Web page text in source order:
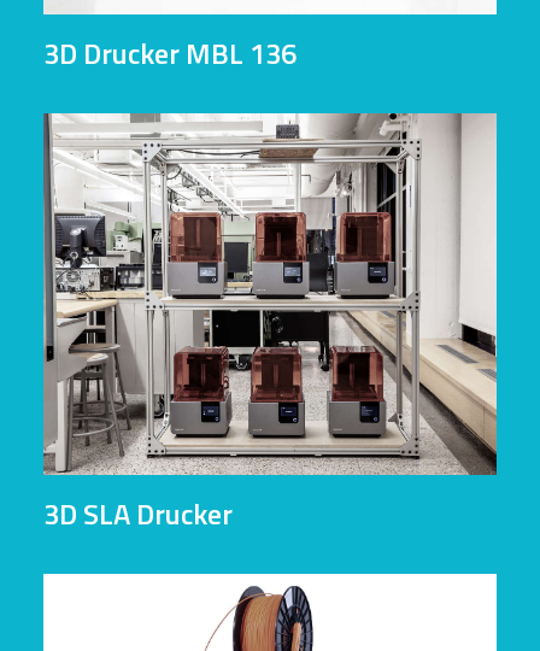
3D Drucker MBL 136
3D SLA Drucker